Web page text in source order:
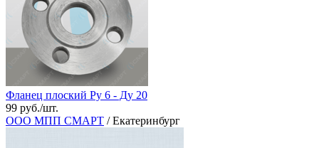
Фланец плоский Ру 6 - Ду 20
99 руб./шт.
ООО МПП СМАРТ / Екатеринбург